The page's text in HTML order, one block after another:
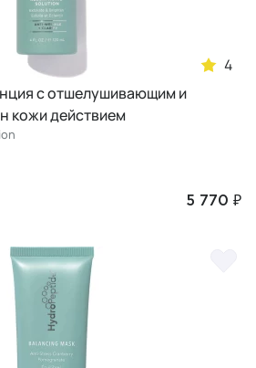
4
с отшелушивающим и
кожи действием
5 770 ₽